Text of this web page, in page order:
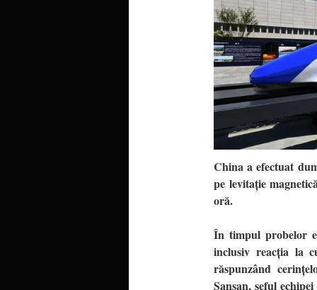
China a efectuat
pe levitație
oră.
În timpul probelor
inclusiv reacția la
răspunzând
Sansan, șeful